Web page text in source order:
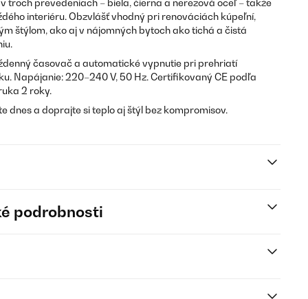
troch prevedeniach – biela, čierna a nerezová oceľ – takže
interiéru. Obzvlášť vhodný pri renováciách kúpeľní,
štýlom, ako aj v nájomných bytoch ako tichá a čistá
časovač a automatické vypnutie pri prehriatí
Napájanie: 220–240 V, 50 Hz. Certifikovaný CE podľa
2 roky.
dnes a doprajte si teplo aj štýl bez kompromisov.
podrobnosti